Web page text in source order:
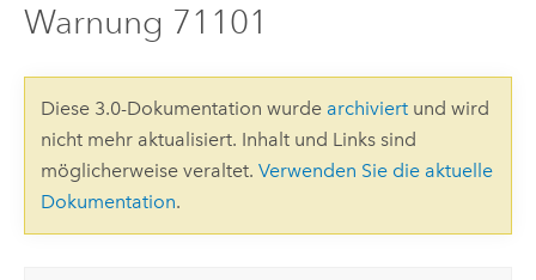
Warnung 71101
Diese 3.0-Dokumentation wurde archiviertund wird
nicht mehr aktualisiert. Inhalt und Links sind
möglicherweise veraltet. Verwenden Sie die aktuelle
Dokumentation.